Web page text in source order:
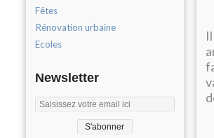
Fêtes
Rénovation urbaine
Ecoles
Newsletter